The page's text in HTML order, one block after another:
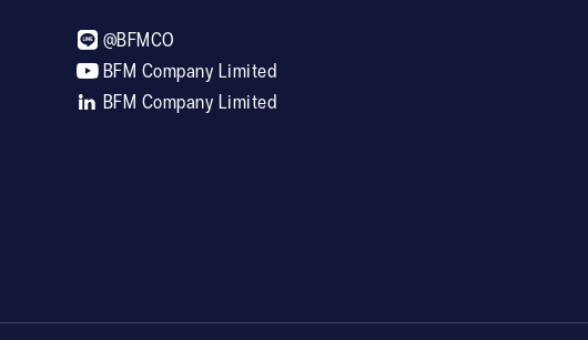
 @BFMCO
 BFM Company Limited
 BFM Company Limited